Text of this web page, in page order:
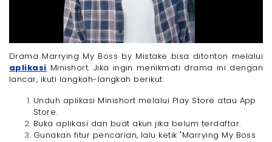
Drama Marrying My Boss by Mistake bisa ditonton melalui
aplikasi Minishort. Jika ingin menikmati drama ini dengan
lancar, ikuti langkah-langkah berikut:
Unduh aplikasi Minishort melalui Play Store atau App
Store.
Buka aplikasi dan buat akun jika belum terdaftar.
Gunakan fitur pencarian, lalu ketik "Marrying My Boss